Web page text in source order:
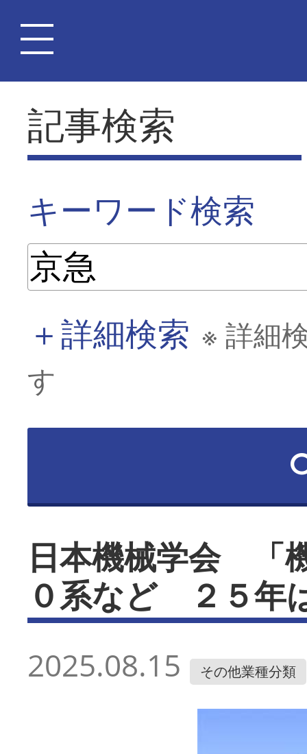
記事検索
キーワード検索
＋詳細検索 ※ 詳細
す
日本機械学会 「
０系など ２５年
2025.08.15 その他業種分類